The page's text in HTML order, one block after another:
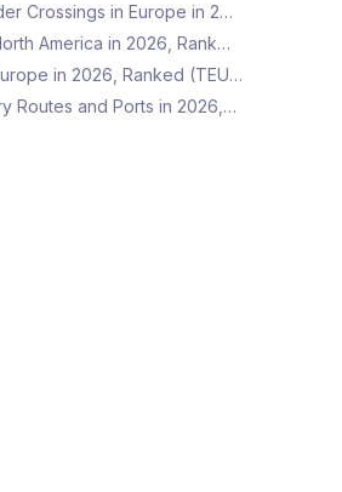
Crossings in Europe in 2…
America in 2026, Rank…
in 2026, Ranked (TEU…
Routes and Ports in 2026,…